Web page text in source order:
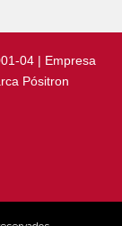
04 | Empresa
Pósitron